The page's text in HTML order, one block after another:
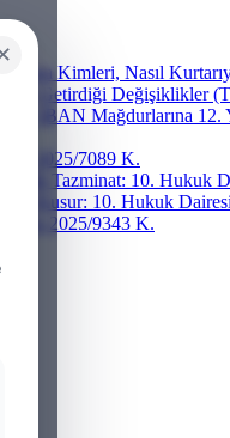
Fıkra Kimleri, Nasıl
ve Getirdiği Değişiklikler
IBAN Mağdurlarına
2025/7089 K.
Tazminat: 10. Hukuk
Kusur: 10. Hukuk
2025/9343 K.